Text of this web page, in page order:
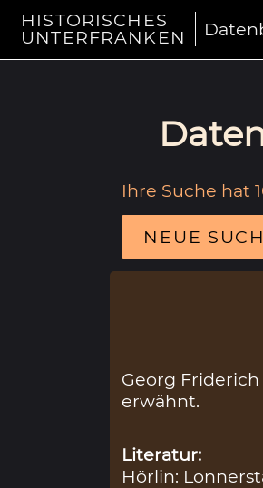
HISTORISCHES
UNTERFRANKEN
Ihre Suche hat
NEUE
Georg
erwähnt.
Literatur:
Hörlin: